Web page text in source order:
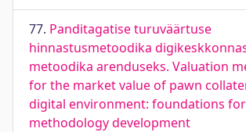
77. Panditagatise turuväärtuse
hinnastusmetoodika
metoodika arenduseks. Valuation
for the market value of pawn
digital environment: foundations for
methodology development